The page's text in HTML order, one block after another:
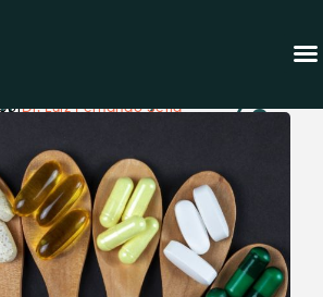
após os 40
Dr. Luiz Fernando Sella